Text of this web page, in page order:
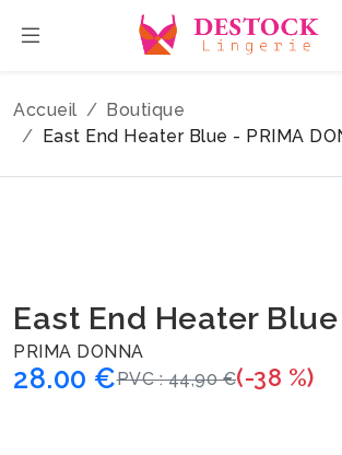
Accueil
Boutique
East End Heater Blue - PRIMA
East End Heater Blue
PRIMA DONNA
28.00 €PVC : 44,90 €(-38 %)